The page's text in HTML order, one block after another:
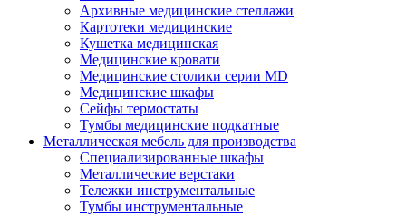
Архивные медицинские стеллажи
Картотеки медицинские
Кушетка медицинская
Медицинские кровати
Медицинские столики серии MD
Медицинские шкафы
Сейфы термостаты
Тумбы медицинские подкатные
Металлическая мебель для производства
Cпециализированные шкафы
Металлические верстаки
Тележки инструментальные
Тумбы инструментальные